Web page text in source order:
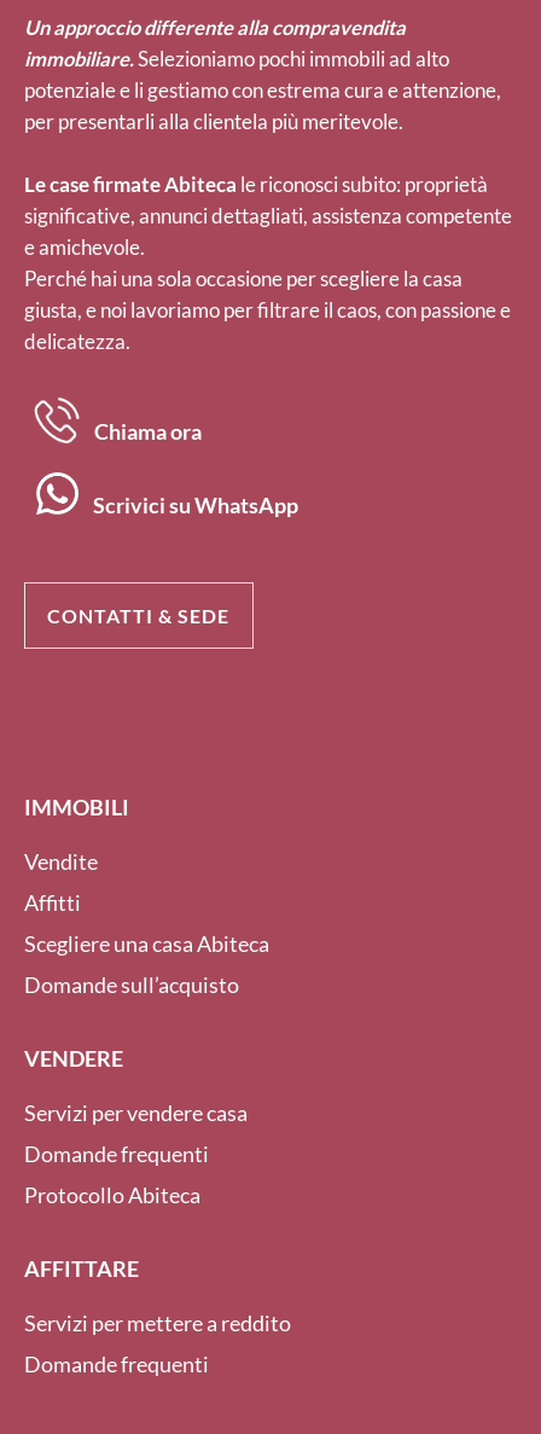
Un approccio differente alla compravendita
immobiliare.Selezioniamo pochi immobili ad alto
potenziale e li gestiamo con estrema cura e attenzione,
per presentarli alla clientela più meritevole.
Le case firmate Abiteca le riconosci subito: proprietà
significative, annunci dettagliati, assistenza competente
e amichevole.
Perché hai una sola occasione per scegliere la casa
giusta, e noi lavoriamo per filtrare il caos, con passione e
delicatezza.
Chiama ora
Scrivici su WhatsApp
CONTATTI & SEDE
IMMOBILI
Vendite
Affitti
Scegliere una casa Abiteca
Domande sull’acquisto
VENDERE
Servizi per vendere casa
Domande frequenti
Protocollo Abiteca
AFFITTARE
Servizi per mettere a reddito
Domande frequenti